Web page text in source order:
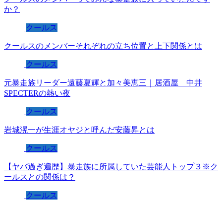
か？
クールス
クールスのメンバーそれぞれの立ち位置と上下関係とは
クールス
元暴走族リーダー遠藤夏輝と加々美恵三｜居酒屋 中井
SPECTERの熱い夜
クールス
岩城滉一が生涯オヤジと呼んだ安藤昇とは
クールス
【ヤバ過ぎ遍歴】暴走族に所属していた芸能人トップ３※ク
ールスとの関係は？
クールス